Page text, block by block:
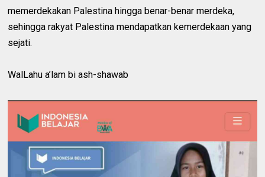
memerdekakan Palestina hingga benar-benar merdeka,
sehingga rakyat Palestina mendapatkan kemerdekaan yang
sejati.
WalLahu a’lam bi ash-shawab